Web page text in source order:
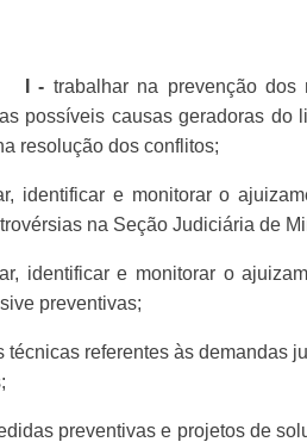
I - trabalhar na prevenção
possíveis causas geradoras
resolução dos conflitos;
identificar e monitorar o
na Seção Judiciária de
identificar e monitorar o
preventivas;
técnicas referentes às demandas
preventivas e projetos de